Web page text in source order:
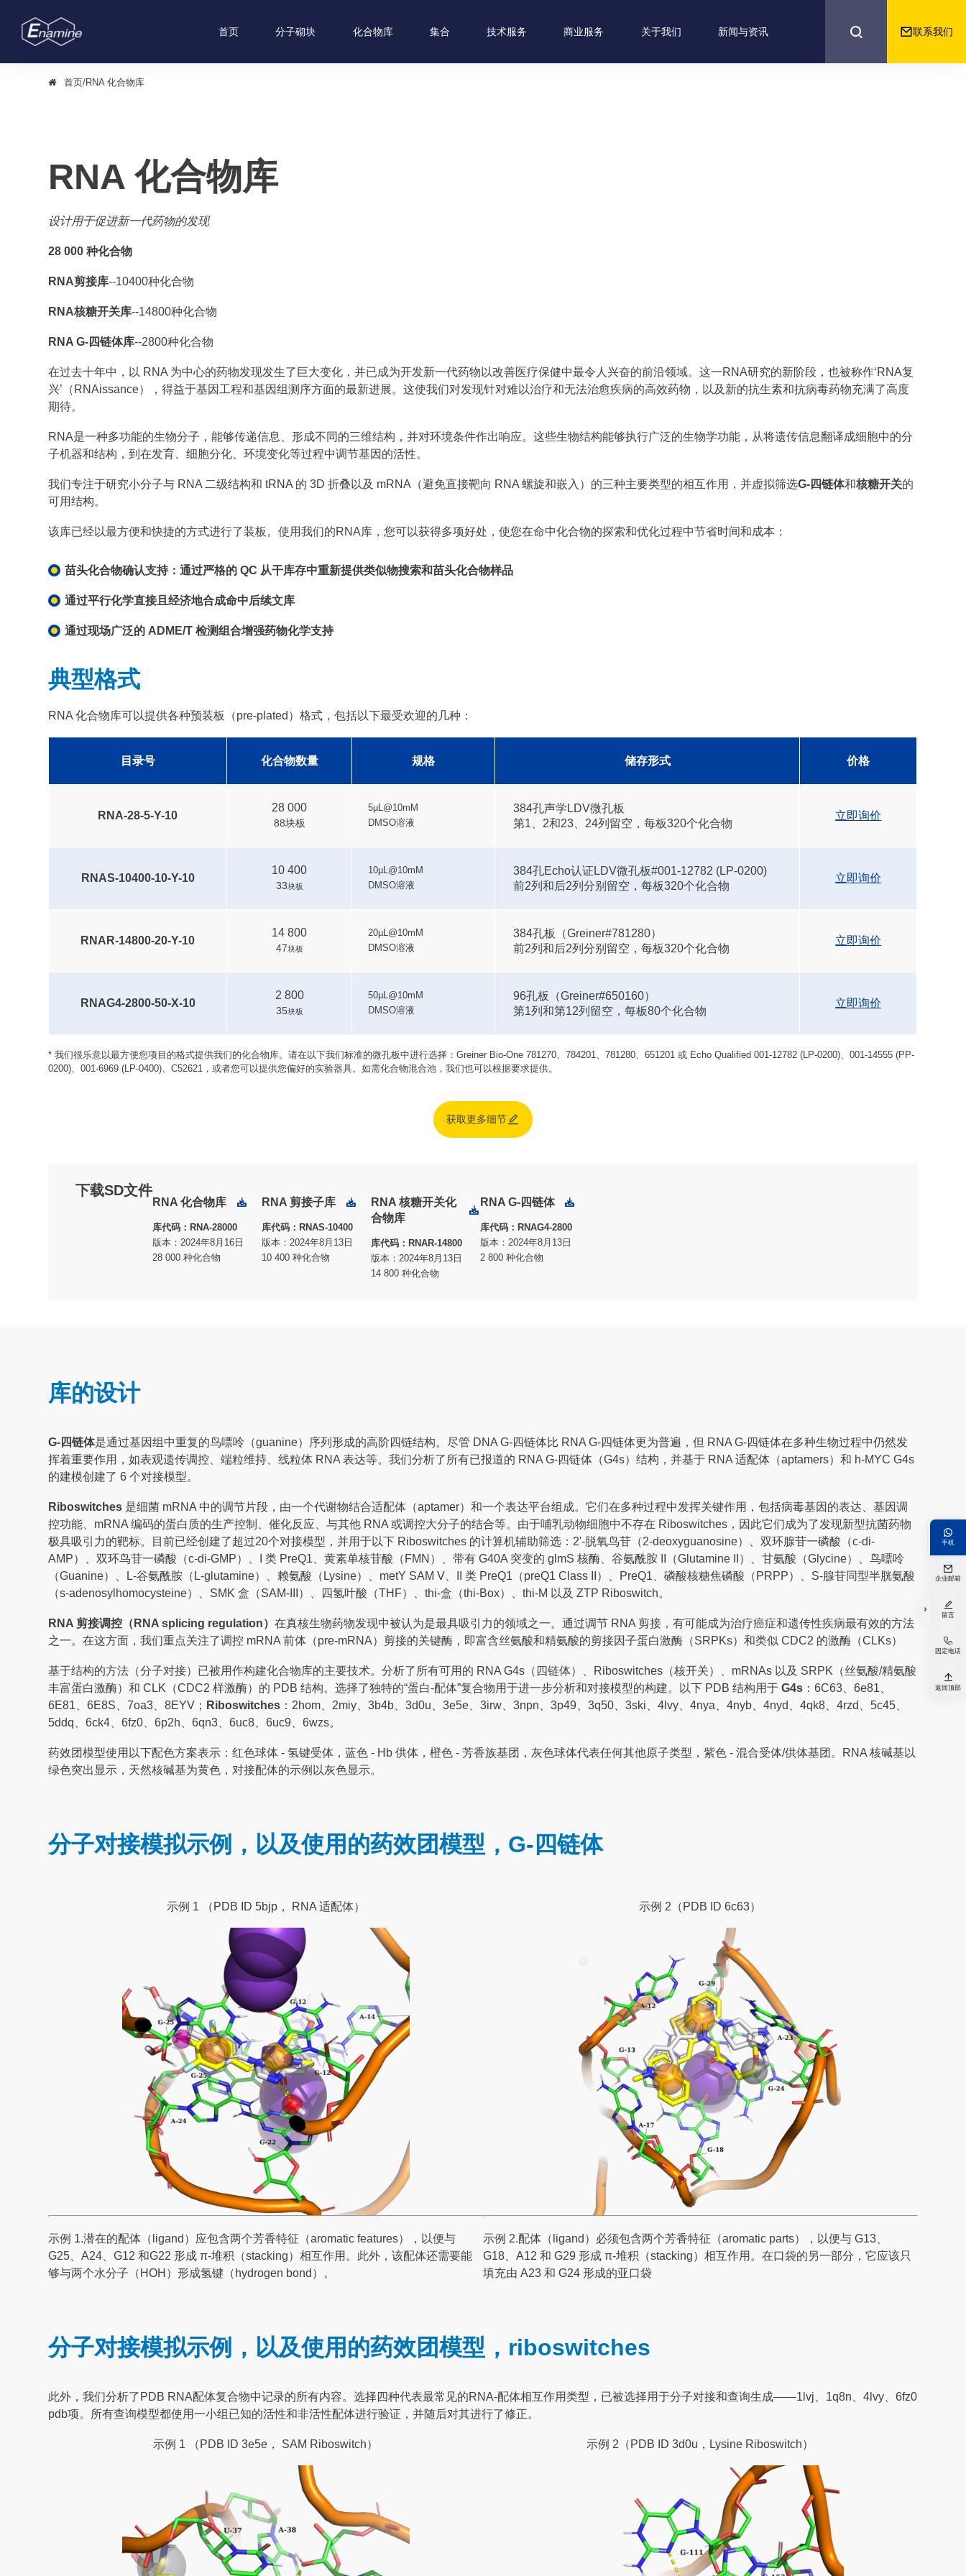
首页 分子砌块 化合物库 集合 技术服务 商业服务 关于我们 新闻与资讯  联系我们
首页/RNA 化合物库
RNA 化合物库
设计用于促进新一代药物的发现
28 000 种化合物
RNA剪接库--10400种化合物
RNA核糖开关库--14800种化合物
RNA G-四链体库--2800种化合物
在过去十年中，以 RNA 为中心的药物发现发生了巨大变化，并已成为开发新一代药物以改善医疗保健中最令人兴奋的前沿领域。这一RNA研究的新阶段，也被称作‘RNA复
兴’（RNAissance），得益于基因工程和基因组测序方面的最新进展。这使我们对发现针对难以治疗和无法治愈疾病的高效药物，以及新的抗生素和抗病毒药物充满了高度
期待。
RNA是一种多功能的生物分子，能够传递信息、形成不同的三维结构，并对环境条件作出响应。这些生物结构能够执行广泛的生物学功能，从将遗传信息翻译成细胞中的分
子机器和结构，到在发育、细胞分化、环境变化等过程中调节基因的活性。
我们专注于研究小分子与 RNA 二级结构和 tRNA 的 3D 折叠以及 mRNA（避免直接靶向 RNA 螺旋和嵌入）的三种主要类型的相互作用，并虚拟筛选G-四链体和核糖开关的
可用结构。
该库已经以最方便和快捷的方式进行了装板。使用我们的RNA库，您可以获得多项好处，使您在命中化合物的探索和优化过程中节省时间和成本：
苗头化合物确认支持：通过严格的 QC 从干库存中重新提供类似物搜索和苗头化合物样品
通过平行化学直接且经济地合成命中后续文库
通过现场广泛的 ADME/T 检测组合增强药物化学支持
典型格式
RNA 化合物库可以提供各种预装板（pre-plated）格式，包括以下最受欢迎的几种：
目录号 化合物数量 规格 储存形式 价格
RNA-28-5-Y-10
28 000
88块板
5µL@10mM
DMSO溶液
384孔声学LDV微孔板
第1、2和23、24列留空，每板320个化合物
立即询价
RNAS-10400-10-Y-10
10 400
33块板
10µL@10mM
DMSO溶液
384孔Echo认证LDV微孔板#001-12782 (LP-0200)
前2列和后2列分别留空，每板320个化合物
立即询价
RNAR-14800-20-Y-10
14 800
47块板
20µL@10mM
DMSO溶液
384孔板（Greiner#781280）
前2列和后2列分别留空，每板320个化合物
立即询价
RNAG4-2800-50-X-10
2 800
35块板
50µL@10mM
DMSO溶液
96孔板（Greiner#650160）
第1列和第12列留空，每板80个化合物
立即询价
* 我们很乐意以最方便您项目的格式提供我们的化合物库。请在以下我们标准的微孔板中进行选择：Greiner Bio-One 781270、784201、781280、651201 或 Echo Qualified 001-12782 (LP-0200)、001-14555 (PP-
0200)、001-6969 (LP-0400)、C52621，或者您可以提供您偏好的实验器具。如需化合物混合池，我们也可以根据要求提供。
获取更多细节 
下载SD文件
RNA 化合物库 下载
库代码：RNA-28000
版本：2024年8月16日
28 000 种化合物
RNA 剪接子库 下载
库代码：RNAS-10400
版本：2024年8月13日
10 400 种化合物
RNA 核糖开关化
合物库
下
载
库代码：RNAR-14800
版本：2024年8月13日
14 800 种化合物
RNA G-四链体 下载
库代码：RNAG4-2800
版本：2024年8月13日
2 800 种化合物
库的设计
G-四链体是通过基因组中重复的鸟嘌呤（guanine）序列形成的高阶四链结构。尽管 DNA G-四链体比 RNA G-四链体更为普遍，但 RNA G-四链体在多种生物过程中仍然发
挥着重要作用，如表观遗传调控、端粒维持、线粒体 RNA 表达等。我们分析了所有已报道的 RNA G-四链体（G4s）结构，并基于 RNA 适配体（aptamers）和 h-MYC G4s
的建模创建了 6 个对接模型。
Riboswitches 是细菌 mRNA 中的调节片段，由一个代谢物结合适配体（aptamer）和一个表达平台组成。它们在多种过程中发挥关键作用，包括病毒基因的表达、基因调
控功能、mRNA 编码的蛋白质的生产控制、催化反应、与其他 RNA 或调控大分子的结合等。由于哺乳动物细胞中不存在 Riboswitches，因此它们成为了发现新型抗菌药物
极具吸引力的靶标。目前已经创建了超过20个对接模型，并用于以下 Riboswitches 的计算机辅助筛选：2'-脱氧鸟苷（2-deoxyguanosine）、双环腺苷一磷酸（c-di-
AMP）、双环鸟苷一磷酸（c-di-GMP）、I 类 PreQ1、黄素单核苷酸（FMN）、带有 G40A 突变的 glmS 核酶、谷氨酰胺 II（Glutamine II）、甘氨酸（Glycine）、鸟嘌呤
（Guanine）、L-谷氨酰胺（L-glutamine）、赖氨酸（Lysine）、metY SAM V、II 类 PreQ1（preQ1 Class II）、PreQ1、磷酸核糖焦磷酸（PRPP）、S-腺苷同型半胱氨酸
（s-adenosylhomocysteine）、SMK 盒（SAM-III）、四氢叶酸（THF）、thi-盒（thi-Box）、thi-M 以及 ZTP Riboswitch。
RNA 剪接调控（RNA splicing regulation）在真核生物药物发现中被认为是最具吸引力的领域之一。通过调节 RNA 剪接，有可能成为治疗癌症和遗传性疾病最有效的方法
之一。在这方面，我们重点关注了调控 mRNA 前体（pre-mRNA）剪接的关键酶，即富含丝氨酸和精氨酸的剪接因子蛋白激酶（SRPKs）和类似 CDC2 的激酶（CLKs）
基于结构的方法（分子对接）已被用作构建化合物库的主要技术。分析了所有可用的 RNA G4s（四链体）、Riboswitches（核开关）、mRNAs 以及 SRPK（丝氨酸/精氨酸
丰富蛋白激酶）和 CLK（CDC2 样激酶）的 PDB 结构。选择了独特的“蛋白-配体”复合物用于进一步分析和对接模型的构建。以下 PDB 结构用于G4s ：6C63、6e81、
6E81、6E8S、7oa3、8EYV； Riboswitches ：2hom、2miy、3b4b、3d0u、3e5e、3irw、3npn、3p49、3q50、3ski、4lvy、4nya、4nyb、4nyd、4qk8、4rzd、5c45、
5ddq、6ck4、6fz0、6p2h、6qn3、6uc8、6uc9、6wzs。
药效团模型使用以下配色方案表示：红色球体 - 氢键受体，蓝色 - Hb 供体，橙色 - 芳香族基团，灰色球体代表任何其他原子类型，紫色 - 混合受体/供体基团。RNA 核碱基以
绿色突出显示，天然核碱基为黄色，对接配体的示例以灰色显示。
分子对接模拟示例，以及使用的药效团模型，G-四链体
示例 1 （PDB ID 5bjp， RNA 适配体）
示例 1.潜在的配体（ligand）应包含两个芳香特征（aromatic features），以便与
G25、A24、G12 和G22 形成 π-堆积（stacking）相互作用。此外，该配体还需要能
够与两个水分子（HOH）形成氢键（hydrogen bond）。
示例 2（PDB ID 6c63）
示例 2.配体（ligand）必须包含两个芳香特征（aromatic parts），以便与 G13、
G18、A12 和 G29 形成 π-堆积（stacking）相互作用。在口袋的另一部分，它应该只
填充由 A23 和 G24 形成的亚口袋
分子对接模拟示例，以及使用的药效团模型，riboswitches
此外，我们分析了PDB RNA配体复合物中记录的所有内容。选择四种代表最常见的RNA-配体相互作用类型，已被选择用于分子对接和查询生成——1lvj、1q8n、4lvy、6fz0
pdb项。所有查询模型都使用一小组已知的活性和非活性配体进行验证，并随后对其进行了修正。
示例 1 （PDB ID 3e5e， SAM Riboswitch） 示例 2（PDB ID 3d0u，Lysine Riboswitch）

手机

企业邮箱

留言

固定电话

返回顶部
